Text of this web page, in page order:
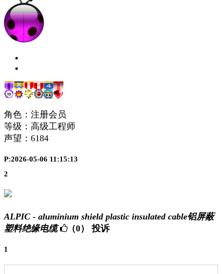
角色：注册会员
等级：高级工程师
声望： 6184
P:2026-05-06 11:15:13
2
ALPIC - aluminium shield plastic insulated cable铝屏蔽
塑料绝缘电缆
（0） 投诉
1